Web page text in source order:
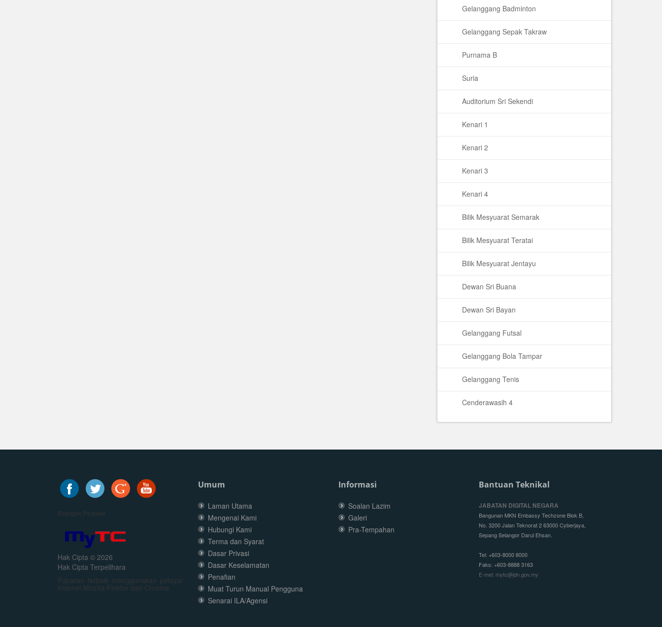
Gelanggang Badminton
Gelanggang Sepak Takraw
Purnama B
Suria
Auditorium Sri Sekendi
Kenari 1
Kenari 2
Kenari 3
Kenari 4
Bilik Mesyuarat Semarak
Bilik Mesyuarat Teratai
Bilik Mesyuarat Jentayu
Dewan Sri Buana
Dewan Sri Bayan
Gelanggang Futsal
Gelanggang Bola Tampar
Gelanggang Tenis
Cenderawasih 4
Bilangan Pelawat
Hak Cipta © 2026
Hak Cipta Terpelihara
Paparan terbaik menggunakan pelayar
internet Mozilla Firefox dan Chrome
Umum
Laman Utama
Mengenai Kami
Hubungi Kami
Terma dan Syarat
Dasar Privasi
Dasar Keselamatan
Penafian
Muat Turun Manual Pengguna
Senarai ILA/Agensi
Informasi
Soalan Lazim
Galeri
Pra-Tempahan
Bantuan Teknikal
JABATAN DIGITAL NEGARA
Bangunan MKN Embassy Techzone Blok B,
No. 3200 Jalan Teknorat 2 63000 Cyberjaya,
Sepang Selangor Darul Ehsan.
Tel: +603-8000 8000
Faks: +603-8888 3163
E-mel: mytc@jdn.gov.my